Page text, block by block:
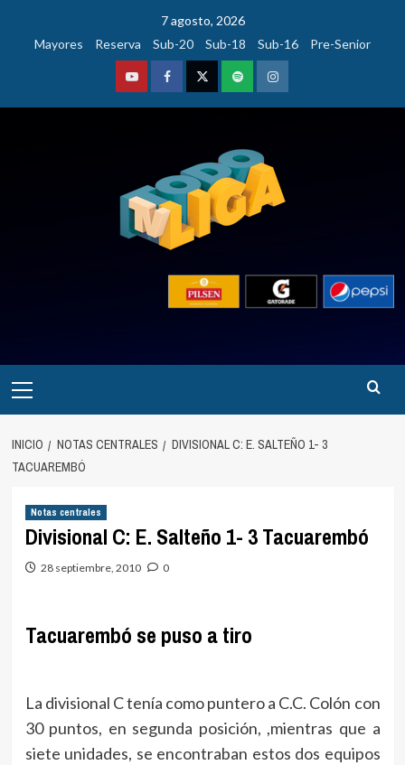
contenido
7 agosto, 2026
Mayores
Reserva Sub-20 Sub-18 Sub-16 Pre-Senior
YoutubeFacebookTwitterPodcastInstagram
principal
INICIO NOTAS CENTRALES
DIVISIONAL C: E. SALTEÑO 1- 3
TACUAREMBÓ
Notas centrales
Divisional C: E. Salteño 1- 3 Tacuarembó
28 septiembre, 2010 0
Tacuarembó se puso a tiro
La divisional C tenía como puntero a C.C. Colón con
30 puntos, en segunda posición, ,mientras que a
siete unidades, se encontraban estos dos equipos